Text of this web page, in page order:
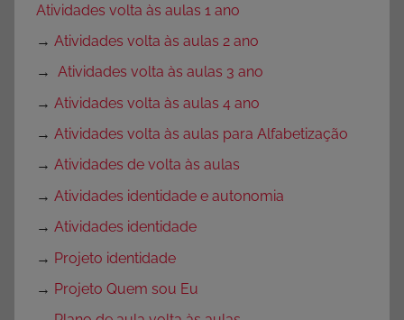
Atividades volta às aulas 1 ano
→ Atividades volta às aulas 2 ano
→ Atividades volta às aulas 3 ano
→ Atividades volta às aulas 4 ano
→ Atividades volta às aulas para Alfabetização
→ Atividades de volta às aulas
→ Atividades identidade e autonomia
→ Atividades identidade
→ Projeto identidade
→ Projeto Quem sou Eu